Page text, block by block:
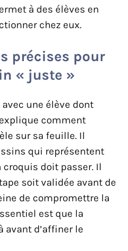
à des élèves en
chez eux.
précises pour
« juste »
une élève dont
comment
sur sa feuille. Il
qui représentent
doit passer. Il
soit validée avant de
de compromettre la
est que la
avant d’affiner le